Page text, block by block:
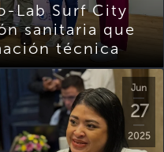
Lab Surf City
sanitaria que
técnica
Jun
27
2025